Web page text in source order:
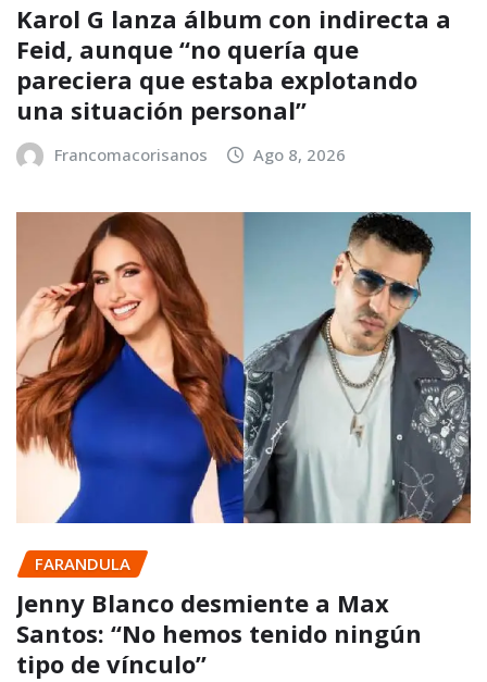
Karol G lanza álbum con indirecta a
Feid, aunque “no quería que
pareciera que estaba explotando
una situación personal”
Francomacorisanos Ago 8, 2026
FARANDULA
Jenny Blanco desmiente a Max
Santos: “No hemos tenido ningún
tipo de vínculo”